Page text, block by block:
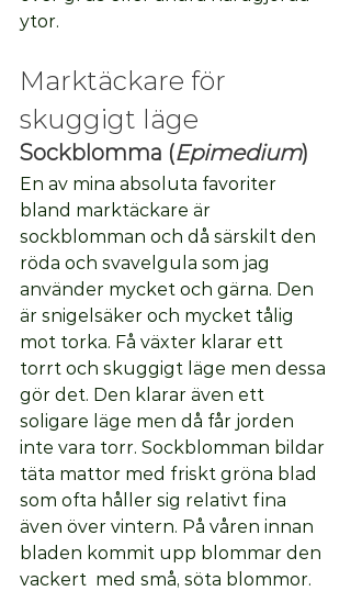
ytor.
Marktäckare för
skuggigt läge
Sockblomma (Epimedium)
En av mina absoluta favoriter
bland marktäckare är
sockblomman och då särskilt den
röda och svavelgula som jag
använder mycket och gärna. Den
är snigelsäker och mycket tålig
mot torka. Få växter klarar ett
torrt och skuggigt läge men dessa
gör det. Den klarar även ett
soligare läge men då får jorden
inte vara torr. Sockblomman bildar
täta mattor med friskt gröna blad
som ofta håller sig relativt fina
även över vintern. På våren innan
bladen kommit upp blommar den
vackert  med små, söta blommor.